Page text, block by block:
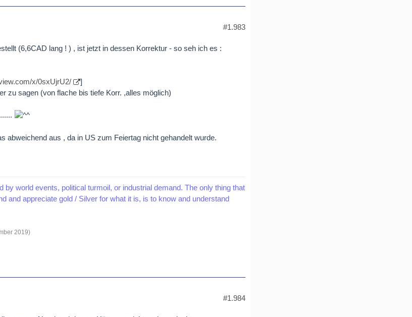
#1.983
(6,6CAD lang ! ) , ist jetzt in dessen Korrektur - so seh ich es :
x/0sxUjrU2/
]
zu sagen (von flache bis tiefe Korr. ,alles möglich)
abweichend aus , da in US zum Feiertag nicht gehandelt wurde.
by world events, political turmoil, or industrial demand. The only thing that
and appreciate gold / Silver for what it is, is to know and understand
2019)
#1.984